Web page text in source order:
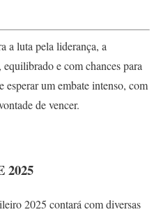
a luta pela liderança, a
e com chances para
esperar um embate intenso, com
de vencer.
2025
2025 contará com diversas